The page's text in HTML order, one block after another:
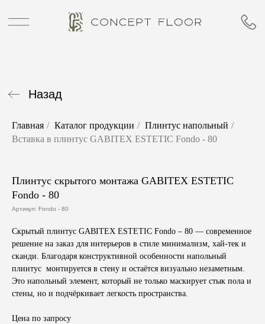
Главная / Каталог продукции / Плинтус напольный /
Вставка в плинтус GABITEX ESTETIC Fondo - 80
Плинтус скрытого монтажа GABITEX ESTETIC
Fondo - 80
Артикул: Fondo - 80
Скрытый плинтус GABITEX ESTETIC Fondo – 80 — современное
решение на заказ для интерьеров в стиле минимализм, хай-тек и
сканди. Благодаря конструктивной особенности напольный
плинтус монтируется в стену и остаётся визуально незаметным.
Это напольный элемент, который не только маскирует стык пола и
стены, но и подчёркивает легкость пространства.
Цена по запросу